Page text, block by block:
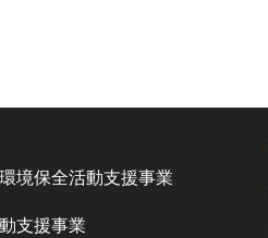
境保全活動支援事業
支援事業